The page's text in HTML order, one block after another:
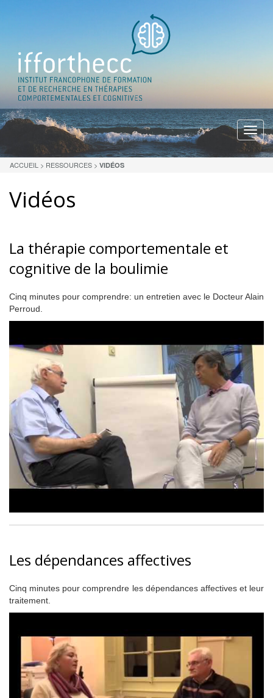
Menu
ACCUEIL > RESSOURCES > VIDÉOS
Vidéos
La thérapie comportementale et
cognitive de la boulimie
Cinq minutes pour comprendre: un entretien avec le Docteur Alain
Perroud.
Les dépendances affectives
Cinq minutes pour comprendre les dépendances affectives et leur
traitement.